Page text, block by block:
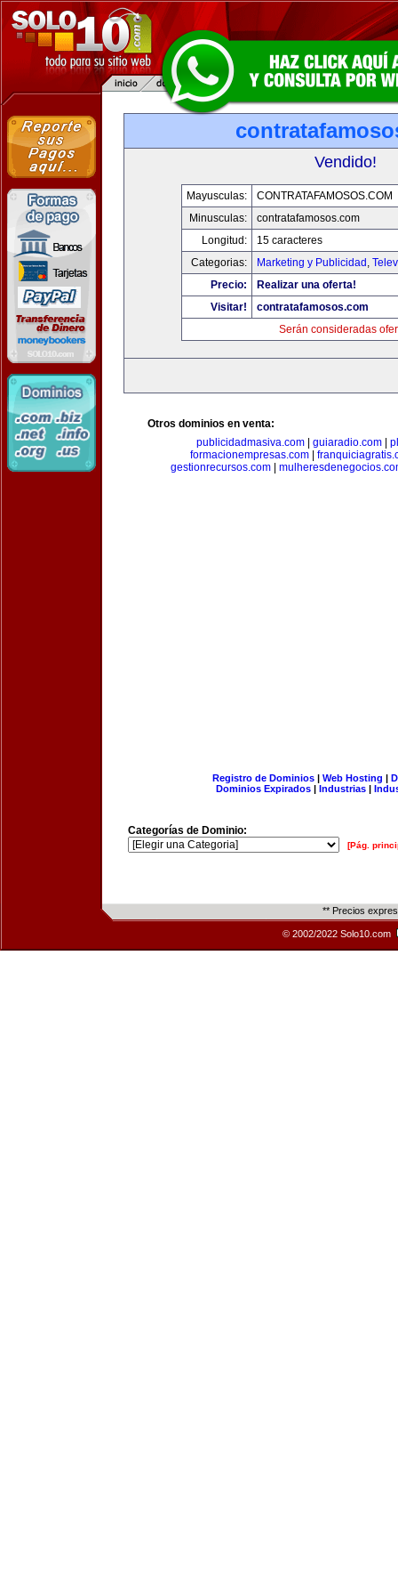
Vendido!
Mayusculas:
CONTRATAFAMOSOS.COM
Minusculas:
contratafamosos.com
Longitud:
15 caracteres
Categorias:
Marketing y Publicidad ,
Precio:
Realizar una oferta!
Visitar!
contratafamosos.com
Serán consideradas
Otros dominios en venta:
publicidadmasiva.com
guiaradio.com
formacionempresas.com|
gestionrecursos.com|
Registro de Dominios| Web Hosting |
Dominios Expirados | Industrias |
Categorías de Dominio:
[Pág.
** Precios
© 2002/2022 Solo10.com